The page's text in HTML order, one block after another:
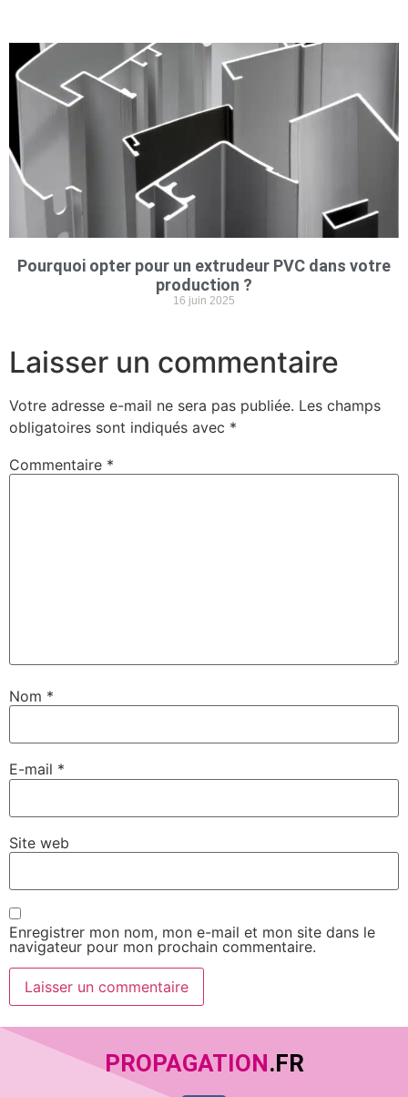
Pourquoi opter pour un extrudeur PVC dans votre
production ?
16 juin 2025
Laisser un commentaire
Votre adresse e-mail ne sera pas publiée. Les champs
obligatoires sont indiqués avec *
Commentaire *
Nom *
E-mail *
Site web
Enregistrer mon nom, mon e-mail et mon site dans le
navigateur pour mon prochain commentaire.
PROPAGATION.FR